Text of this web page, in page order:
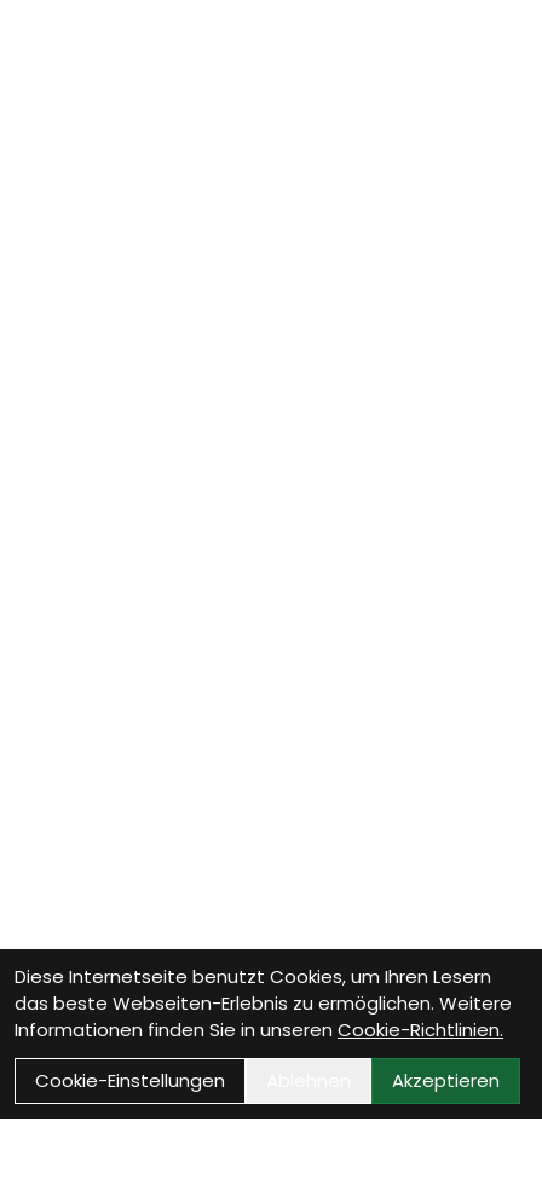
Diese Internetseite benutzt Cookies, um Ihren Lesern
das beste Webseiten-Erlebnis zu ermöglichen. Weitere
Informationen finden Sie in unseren Cookie-Richtlinien.
Cookie-Einstellungen
Akzeptieren